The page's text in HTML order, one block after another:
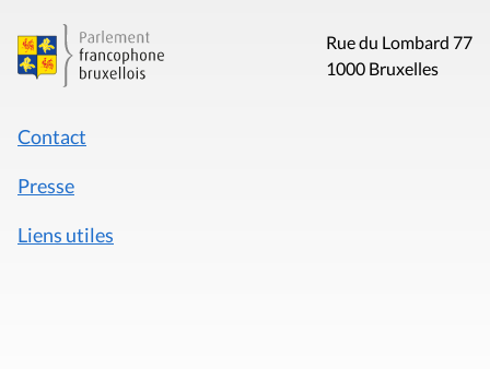
Rue du Lombard 77
1000 Bruxelles
Contact
Presse
Liens utiles